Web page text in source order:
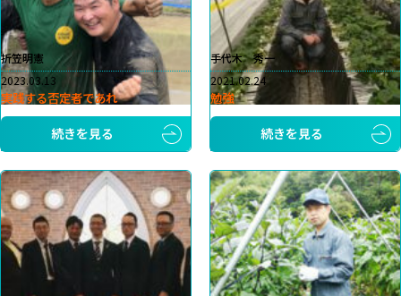
折笠明憲
2023.03.13
実践する否定者であれ
続きを見る
手代木 秀一
2021.02.24
勉強
続きを見る